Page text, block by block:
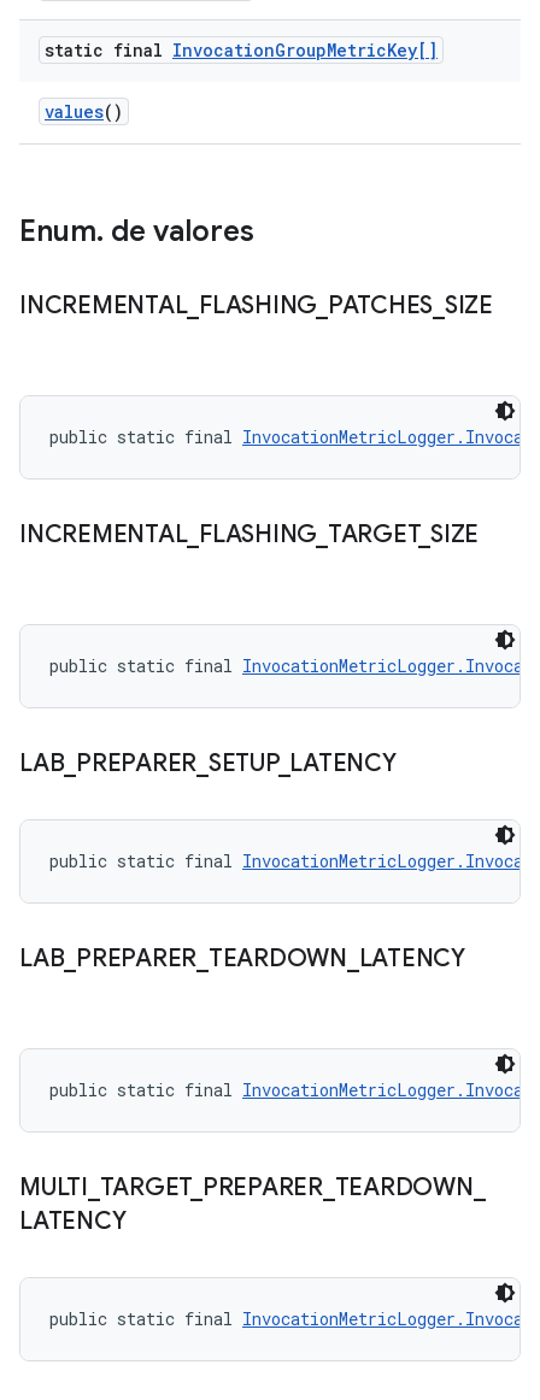
static final InvocationGroupMetricKey[]
values()
Enum. de valores
INCREMENTAL_ FLASHING PATCHES SIZE
public static final
INCREMENTAL_ FLASHING TARGET_ SIZE
public static final
LAB_ PREPARER SETUP_ LATENCY
public static final
LAB_ PREPARER TEARDOWN LATENCY
public static final
MULTI TARGET_ PREPARER_ TEARDOWN
LATENCY
public static final